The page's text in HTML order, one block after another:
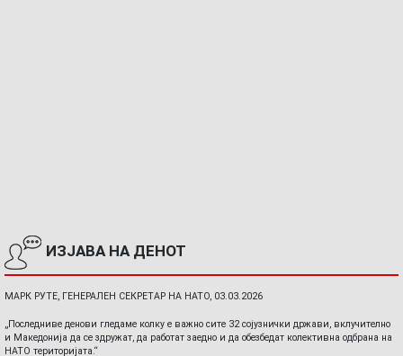
ИЗЈАВА НА ДЕНОТ
МАРК РУТЕ, ГЕНЕРАЛЕН СЕКРЕТАР НА НАТО, 03.03.2026
„Последниве денови гледаме колку е важно сите 32 сојузнички држави, вклучително
и Македонија да се здружат, да работат заедно и да обезбедат колективна одбрана на
НАТО територијата.“